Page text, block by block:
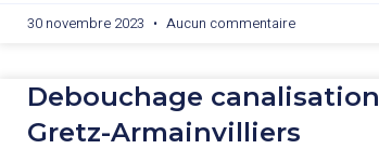
30 novembre 2023 Aucun commentaire
Debouchage canalisation
Gretz-Armainvilliers